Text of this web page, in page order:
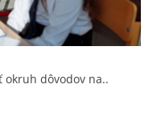
dôvodov na..